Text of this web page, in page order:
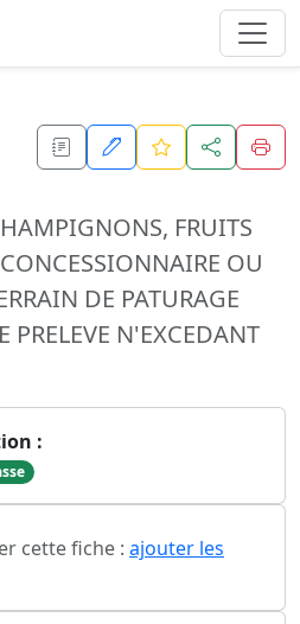
FRUITS
OU
DE PATURAGE
PRELEVE N'EXCEDANT
:
cette fiche : ajouter les